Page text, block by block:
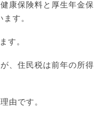
康保険料と厚生年金保
す。
す。
、住民税は前年の所得
由です。